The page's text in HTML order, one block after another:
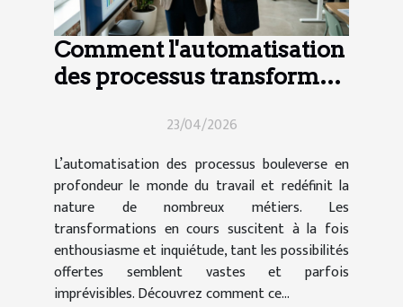
Comment l'automatisation
des processus transforme-
23/04/2026
L’automatisation des processus bouleverse en
profondeur le monde du travail et redéfinit la
nature de nombreux métiers. Les
transformations en cours suscitent à la fois
enthousiasme et inquiétude, tant les possibilités
offertes semblent vastes et parfois
imprévisibles. Découvrez comment ce...